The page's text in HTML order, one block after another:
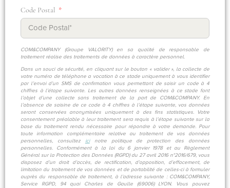
Code Postal
COM&COMPANY (Groupe VALORITY) en sa qualité de responsable de
traitement réalise des traitements de données à caractère personnel.
Dans un souci de sécurité, en cliquant sur le bouton « valider », la collecte de
votre numéro de téléphone a vocation à ce stade uniquement à vous identifier
par l’envoi d’un SMS de confirmation vous permettant de saisir un code à 4
chiffres à l’étape suivante. Les autres données renseignées à ce stade font
l’objet d’une collecte sans traitement de la part de COM&COMPANY. En
l’absence de saisine de ce code à 4 chiffres à l’étape suivante, vos données
seront conservées anonymisées uniquement à des fins statistiques. Votre
consentement préalable à leur traitement sera requis à l’étape suivante sur la
base du traitement rendu nécessaire pour répondre à votre demande. Pour
toute information complémentaire relative au traitement de vos données
personnelles, consultez
icinotre politique de protection des données
personnelles. Conformément à la loi du 6 janvier 1978 et au Règlement
Général sur la Protection des Données (RGPD) du 27 avril 2016 n°2016/679, vous
disposez d’un droit d’accès, de rectification, d’opposition, d’effacement, de
limitation du traitement de vos données et de portabilité de celles-ci à formuler
auprès du responsable de traitement, à l’adresse suivante : COM&COMPANY,
Service RGPD, 94 quai Charles de Gaulle (69006) LYON. Vous pouvez